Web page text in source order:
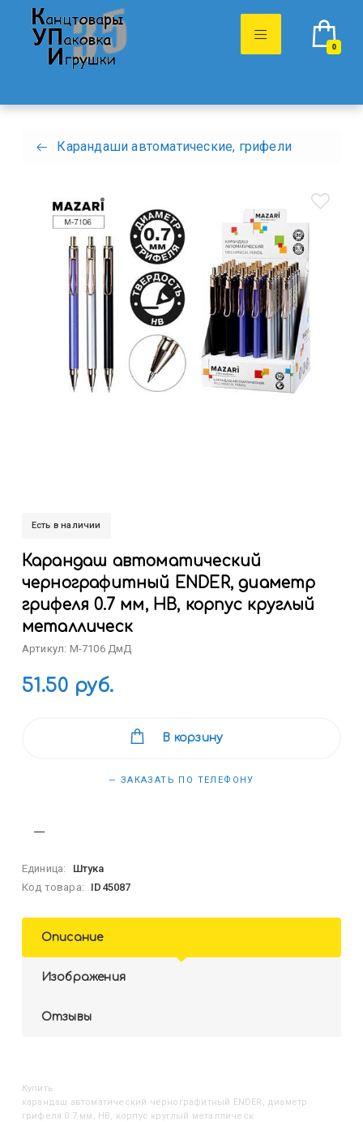
0
Карандаши автоматические, грифели
Есть в наличии
Карандаш автоматический
чернографитный ENDER, диаметр
грифеля 0.7 мм, НВ, корпус круглый
металлическ
Артикул: M-7106 ДмД
51.50 руб.
В корзину
— ЗАКАЗАТЬ ПО ТЕЛЕФОНУ
Единица:
Штука
Код товара:
ID45087
Описание
Изображения
Отзывы
Купить
Карандаш автоматический чернографитный ENDER, диаметр
грифеля 0.7 мм, НВ, корпус круглый металлическ